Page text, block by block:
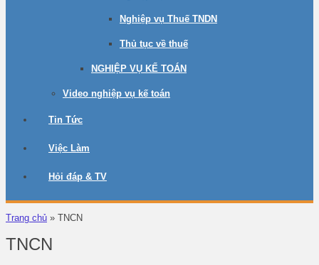
Nghiệp vụ Thuế TNDN
Thủ tục về thuế
NGHIỆP VỤ KẾ TOÁN
Video nghiệp vụ kế toán
Tin Tức
Việc Làm
Hỏi đáp & TV
Trang chủ » TNCN
TNCN